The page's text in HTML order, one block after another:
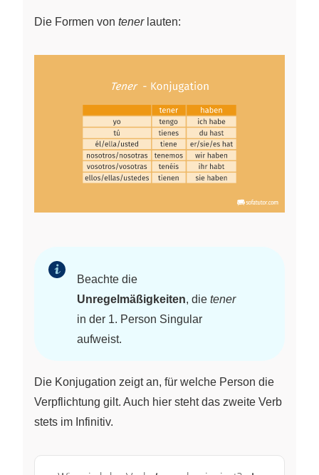
Die Formen von tenerlauten:
Beachte die
Unregelmäßigkeiten, die tener
in der 1. Person Singular
aufweist.
Die Konjugation zeigt an, für welche Person die
Verpflichtung gilt. Auch hier steht das zweite Verb
stets im Infinitiv.